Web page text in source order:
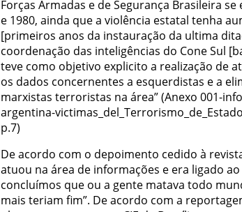
Forças Armadas e de Segurança Brasileira
e 1980, ainda que a violência estatal tenha
[primeiros anos da instauração da ultima
coordenação das inteligências do Cone Sul
teve como objetivo explicito a realização de
os dados concernentes a esquerdistas e a
marxistas terroristas na área” (Anexo 001-
argentina-
p.7)
De acordo com o depoimento cedido à
atuou na área de informações e era ligado ao
concluímos que ou a gente matava todo
mais teriam fim”. De acordo com a